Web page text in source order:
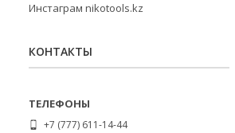
Инстаграм nikotools.kz
КОНТАКТЫ
+7 (777) 611-14-44